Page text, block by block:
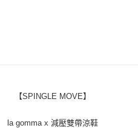
宅配
【SPINGLE MOVE】
la gomma x 減壓雙帶涼鞋